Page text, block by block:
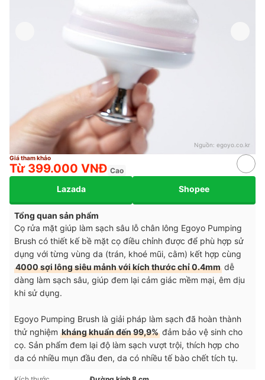
Nguồn: egoyo.co.kr
Giá tham khảo
Từ 399.000 VNĐ Cao
Lazada Shopee
Tổng quan sản phẩm
Cọ rửa mặt giúp làm sạch sâu lỗ chân lông Egoyo Pumping
Brush có thiết kế bề mặt cọ điều chỉnh được để phù hợp sử
dụng với từng vùng da (trán, khoé mũi, cằm) kết hợp cùng
4000 sợi lông siêu mảnh với kích thước chỉ 0.4mm dễ
dàng làm sạch sâu, giúp đem lại cảm giác mềm mại, êm dịu
khi sử dụng.
Egoyo Pumping Brush là giải pháp làm sạch đã hoàn thành
thử nghiệm kháng khuẩn đến 99,9% đảm bảo vệ sinh cho
cọ. Sản phẩm đem lại độ làm sạch vượt trội, thích hợp cho
da có nhiều mụn đầu đen, da có nhiều tế bào chết tích tụ.